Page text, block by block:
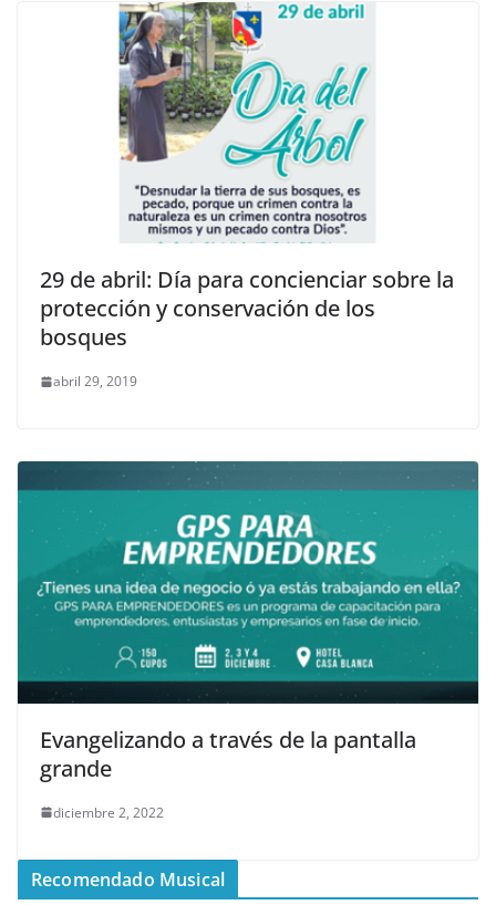
29 de abril: Día para concienciar sobre la
protección y conservación de los
bosques
abril 29, 2019
Evangelizando a través de la pantalla
grande
diciembre 2, 2022
Recomendado Musical